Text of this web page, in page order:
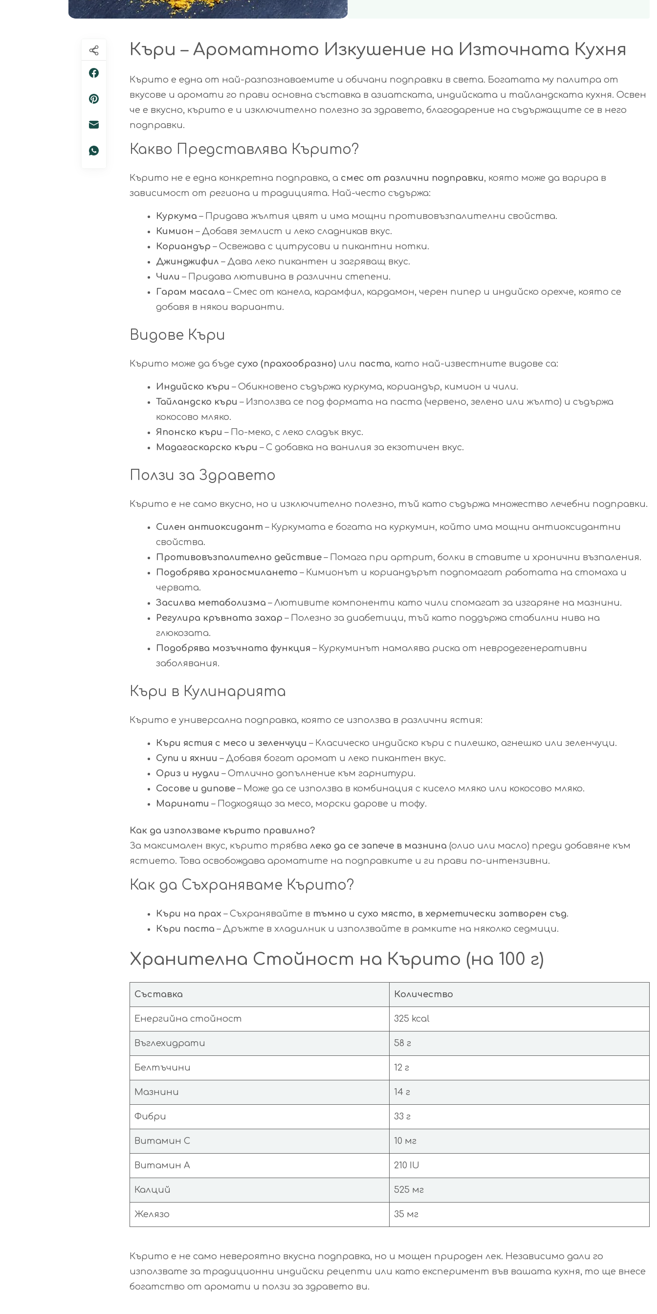
Къри – Ароматното Изкушение на Източната Кухня
Кърито е една от най-разпознаваемите и обичани подправки в света. Богатата му палитра от
вкусове и аромати го прави основна съставка в азиатската, индийската и тайландската кухня. Освен
че е вкусно, кърито е и изключително полезно за здравето, благодарение на съдържащите се в него
подправки.
Какво Представлява Кърито?
Кърито не е една конкретна подправка, а смес от различни подправки, която може да варира в
зависимост от региона и традицията. Най-често съдържа:
Куркума – Придава жълтия цвят и има мощни противовъзпалителни свойства.
Кимион – Добавя землист и леко сладникав вкус.
Кориандър – Освежава с цитрусови и пикантни нотки.
Джинджифил – Дава леко пикантен и загряващ вкус.
Чили – Придава лютивина в различни степени.
Гарам масала – Смес от канела, карамфил, кардамон, черен пипер и индийско орехче, която се
добавя в някои варианти.
Видове Къри
Кърито може да бъде сухо (прахообразно) или паста, като най-известните видове са:
Индийско къри – Обикновено съдържа куркума, кориандър, кимион и чили.
Тайландско къри – Използва се под формата на паста (червено, зелено или жълто) и съдържа
кокосово мляко.
Японско къри – По-меко, с леко сладък вкус.
Мадагаскарско къри – С добавка на ванилия за екзотичен вкус.
Ползи за Здравето
Кърито е не само вкусно, но и изключително полезно, тъй като съдържа множество лечебни подправки.
Силен антиоксидант – Куркумата е богата на куркумин, който има мощни антиоксидантни
свойства.
Противовъзпалително действие – Помага при артрит, болки в ставите и хронични възпаления.
Подобрява храносмилането – Кимионът и кориандърът подпомагат работата на стомаха и
червата.
Засилва метаболизма – Лютивите компоненти като чили спомагат за изгаряне на мазнини.
Регулира кръвната захар – Полезно за диабетици, тъй като поддържа стабилни нива на
глюкозата.
Подобрява мозъчната функция – Куркуминът намалява риска от невродегенеративни
заболявания.
Къри в Кулинарията
Кърито е универсална подправка, която се използва в различни ястия:
Къри ястия с месо и зеленчуци – Класическо индийско къри с пилешко, агнешко или зеленчуци.
Супи и яхнии – Добавя богат аромат и леко пикантен вкус.
Ориз и нудли – Отлично допълнение към гарнитури.
Сосове и дипове – Може да се използва в комбинация с кисело мляко или кокосово мляко.
Маринати – Подходящо за месо, морски дарове и тофу.
Как да използваме кърито правилно?
За максимален вкус, кърито трябва леко да се запече в мазнина (олио или масло) преди добавяне към
ястието. Това освобождава ароматите на подправките и ги прави по-интензивни.
Как да Съхраняваме Кърито?
Къри на прах – Съхранявайте в тъмно и сухо място, в херметически затворен съд.
Къри паста – Дръжте в хладилник и използвайте в рамките на няколко седмици.
Хранителна Стойност на Кърито (на 100 г)
Съставка Количество
Енергийна стойност 325 kcal
Въглехидрати 58 г
Белтъчини 12 г
Мазнини 14 г
Фибри 33 г
Витамин C 10 мг
Витамин A 210 IU
Калций 525 мг
Желязо 35 мг
Кърито е не само невероятно вкусна подправка, но и мощен природен лек. Независимо дали го
използвате за традиционни индийски рецепти или като експеримент във вашата кухня, то ще внесе
богатство от аромати и ползи за здравето ви.